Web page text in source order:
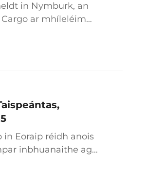
in Nymburk, an
ar mhíleléim
Eoraip réidh anois
inbhuanaithe agus
an Ollscoil Teicniúil